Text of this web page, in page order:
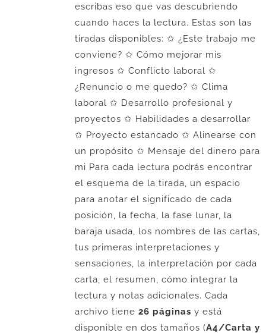
escribas eso que vas descubriendo
cuando haces la lectura. Estas son las
tiradas disponibles: ✩ ¿Este trabajo me
conviene? ✩ Cómo mejorar mis
ingresos ✩ Conflicto laboral ✩
¿Renuncio o me quedo? ✩ Clima
laboral ✩ Desarrollo profesional y
proyectos ✩ Habilidades a desarrollar
✩ Proyecto estancado ✩ Alinearse con
un propósito ✩ Mensaje del dinero para
mi Para cada lectura podrás encontrar
el esquema de la tirada, un espacio
para anotar el significado de cada
posición, la fecha, la fase lunar, la
baraja usada, los nombres de las cartas,
tus primeras interpretaciones y
sensaciones, la interpretación por cada
carta, el resumen, cómo integrar la
lectura y notas adicionales. Cada
archivo tiene 26 páginas y está
disponible en dos tamaños (A4/Carta y